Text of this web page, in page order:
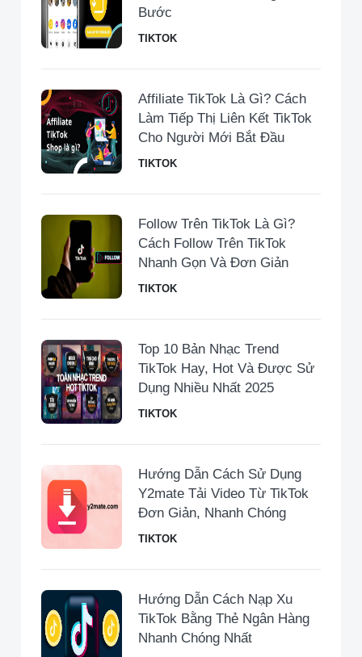
Bước
TIKTOK
Affiliate TikTok Là Gì? Cách
Làm Tiếp Thị Liên Kết TikTok
Cho Người Mới Bắt Đầu
TIKTOK
Follow Trên TikTok Là Gì?
Cách Follow Trên TikTok
Nhanh Gọn Và Đơn Giản
TIKTOK
Top 10 Bản Nhạc Trend
TikTok Hay, Hot Và Được Sử
Dụng Nhiều Nhất 2025
TIKTOK
Hướng Dẫn Cách Sử Dụng
Y2mate Tải Video Từ TikTok
Đơn Giản, Nhanh Chóng
TIKTOK
Hướng Dẫn Cách Nạp Xu
TikTok Bằng Thẻ Ngân Hàng
Nhanh Chóng Nhất